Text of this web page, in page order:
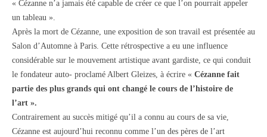
« Cézanne n’a jamais été capable de créer ce que l’on pourrait appeler
un tableau ».
Après la mort de Cézanne, une exposition de son travail est présentée au
Salon d’Automne à Paris. Cette rétrospective a eu une influence
considérable sur le mouvement artistique avant gardiste, ce qui conduit
le fondateur auto- proclamé Albert Gleizes, à écrire « Cézanne fait
partie des plus grands qui ont changé le cours de l’histoire de
l’art ».
Contrairement au succès mitigé qu’il a connu au cours de sa vie,
Cézanne est aujourd’hui reconnu comme l’un des pères de l’art